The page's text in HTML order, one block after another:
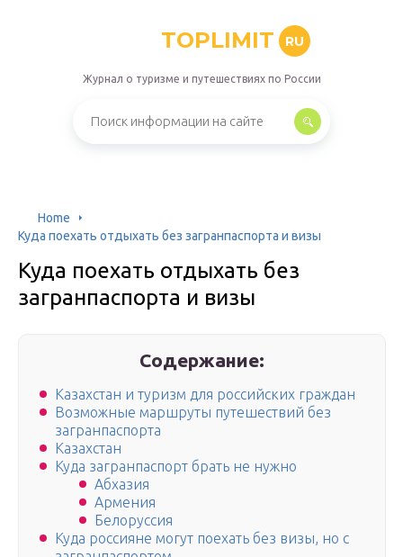
TOPLIMIT RU
Журнал о туризме и путешествиях по России
Home
Куда поехать отдыхать без загранпаспорта и визы
Куда поехать отдыхать без
загранпаспорта и визы
Содержание:
Казахстан и туризм для российских граждан
Возможные маршруты путешествий без
загранпаспорта
Казахстан
Куда загранпаспорт брать не нужно
Абхазия
Армения
Белоруссия
Куда россияне могут поехать без визы, но с